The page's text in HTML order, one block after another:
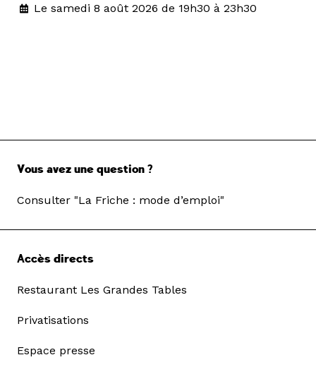
Le samedi 8 août 2026 de 19h30 à 23h30
Vous avez une question ?
Consulter "La Friche : mode d’emploi"
Accès directs
Restaurant Les Grandes Tables
Privatisations
Espace presse